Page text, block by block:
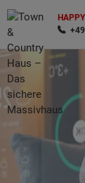
Wonach